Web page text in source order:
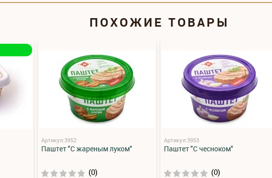
ПОХОЖИЕ ТОВАРЫ
Артикул:3952
Паштет "С жареным луком"
(0)
Артикул:3953
Паштет "С чесноком"
(0)